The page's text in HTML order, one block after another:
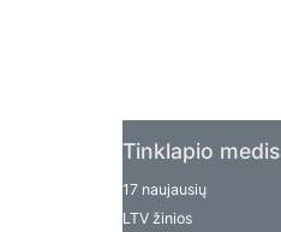
Tinklapio medis
17 naujausių
LTV žinios